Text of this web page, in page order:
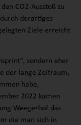
CO2-Ausstoß zu
derartiges
Ziele erreicht
sondern eher
der lange Zeitraum,
habe,
2022 kamen
Weegerhof das
die man sich in